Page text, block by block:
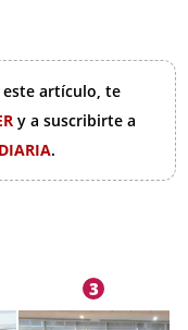
artículo, te
y a suscribirte a
.
3